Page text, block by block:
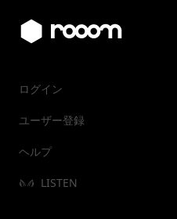
ログイン
ユーザー登録
ヘルプ
LISTEN